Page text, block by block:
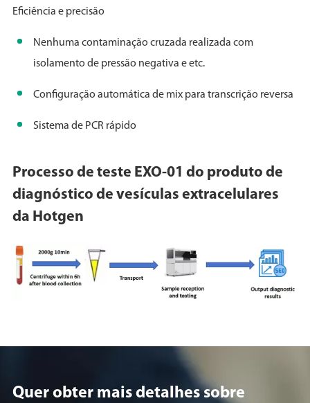
Eficiência e precisão
Nenhuma contaminação cruzada realizada com
isolamento de pressão negativa e etc.
Configuração automática de mix para transcrição reversa
Sistema de PCR rápido
Processo de teste EXO-01 do produto de
diagnóstico de vesículas extracelulares
da Hotgen
Quer obter mais detalhes sobre